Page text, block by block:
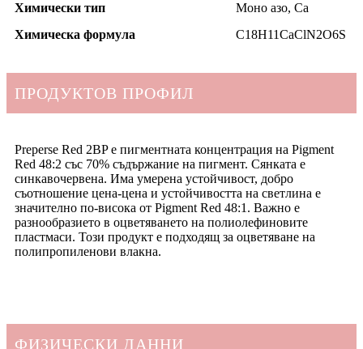
Химически тип
Моно азо, Ca
Химическа формула
C18H11CaClN2O6S
ПРОДУКТОВ ПРОФИЛ
Preperse Red 2BP е пигментната концентрация на Pigment
Red 48:2 със 70% съдържание на пигмент. Сянката е
синкавочервена. Има умерена устойчивост, добро
съотношение цена-цена и устойчивостта на светлина е
значително по-висока от Pigment Red 48:1. Важно е
разнообразието в оцветяването на полиолефиновите
пластмаси. Този продукт е подходящ за оцветяване на
полипропиленови влакна.
ФИЗИЧЕСКИ ДАННИ